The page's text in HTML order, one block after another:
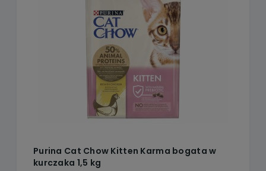
Purina Cat Chow Kitten Karma bogata w
kurczaka 1,5 kg